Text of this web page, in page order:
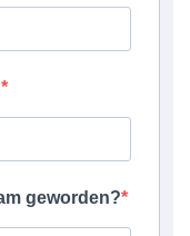
geworden?